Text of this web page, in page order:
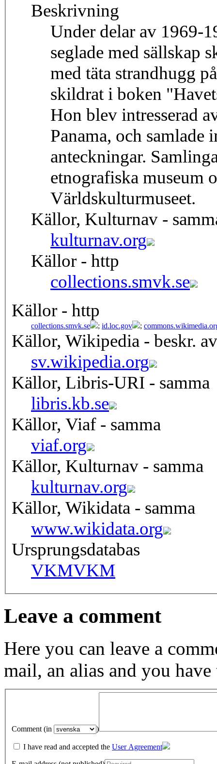
Beskrivning
Under delar av 1969-
seglade med sällskap
med täta strandhugg
skildrat i boken
Hon blev intresserad
Panama, och
anteckningar.
etnografiska museum
Världskulturmuseet.
Källor, Kulturnav -
kulturnav.org
Källor - http
collections.smvk.se
Källor - http
collections.smvk.se ; id.loc.gov ;
Källor, Wikipedia - beskr. av
sv.wikipedia.org
Källor, Libris-URI - samma
libris.kb.se
Källor, Viaf - samma
viaf.org
Källor, Kulturnav - samma
kulturnav.org
Källor, Wikidata - samma
www.wikidata.org
Ursprungsdatabas
VKMVKM
Leave a comment
Here you can leave a
mail, an alias and you have
Comment (in )
I have read and accepted the User Agreement